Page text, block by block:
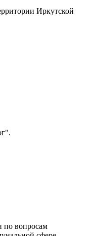
Иркутской
по вопросам